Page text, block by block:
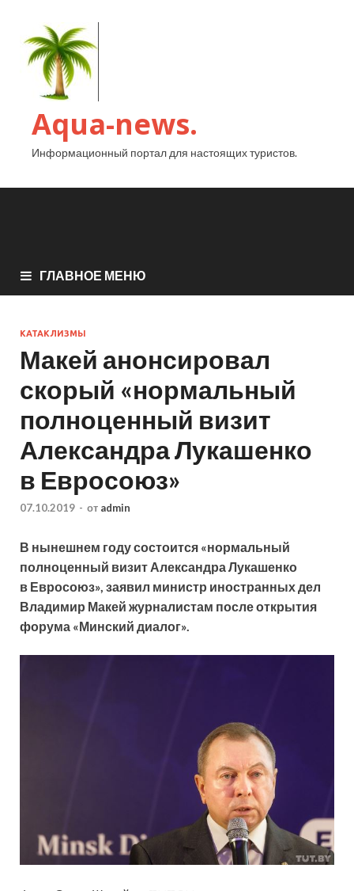
Aqua-news.
Информационный портал для настоящих туристов.
ГЛАВНОЕ МЕНЮ
КАТАКЛИЗМЫ
Макей анонсировал
скорый «нормальный
полноценный визит
Александра Лукашенко
в Евросоюз»
07.10.2019 - от admin
В нынешнем году состоится «нормальный
полноценный визит Александра Лукашенко
в Евросоюз», заявил министр иностранных дел
Владимир Макей журналистам после открытия
форума «Минский диалог».